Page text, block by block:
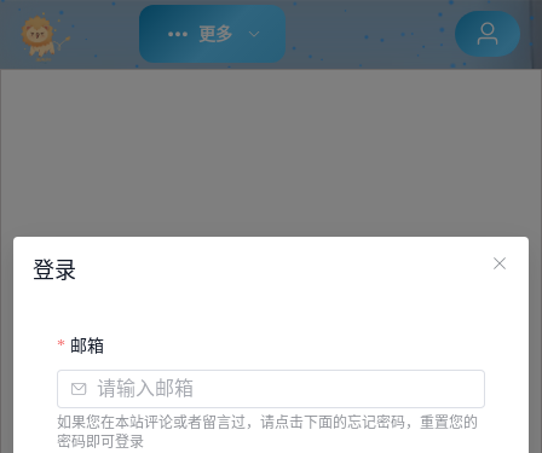
更多
登录
邮箱
如果您在本站评论或者留言过，请点击下面的忘记密码，重置您的
密码即可登录